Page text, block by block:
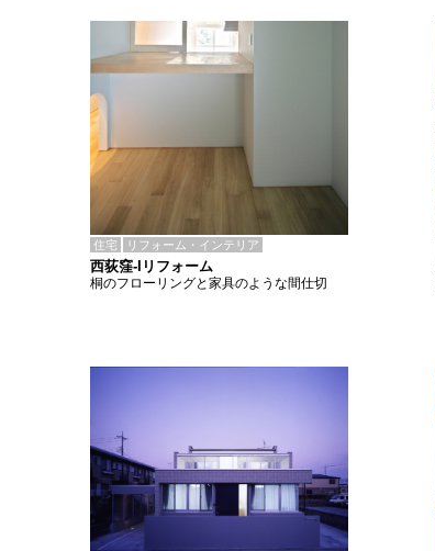
住宅 リフォーム・インテリア
西荻窪-Iリフォーム
桐のフローリングと家具のような間仕切